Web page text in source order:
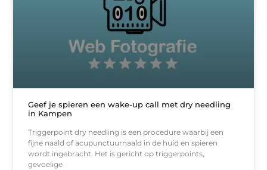
Geef je spieren een wake-up call met dry needling
in Kampen
Triggerpoint dry needling is een procedure waarbij een
fijne naald of acupunctuurnaald in de huid en spieren
wordt ingebracht. Het is gericht op triggerpoints,
gevoelige